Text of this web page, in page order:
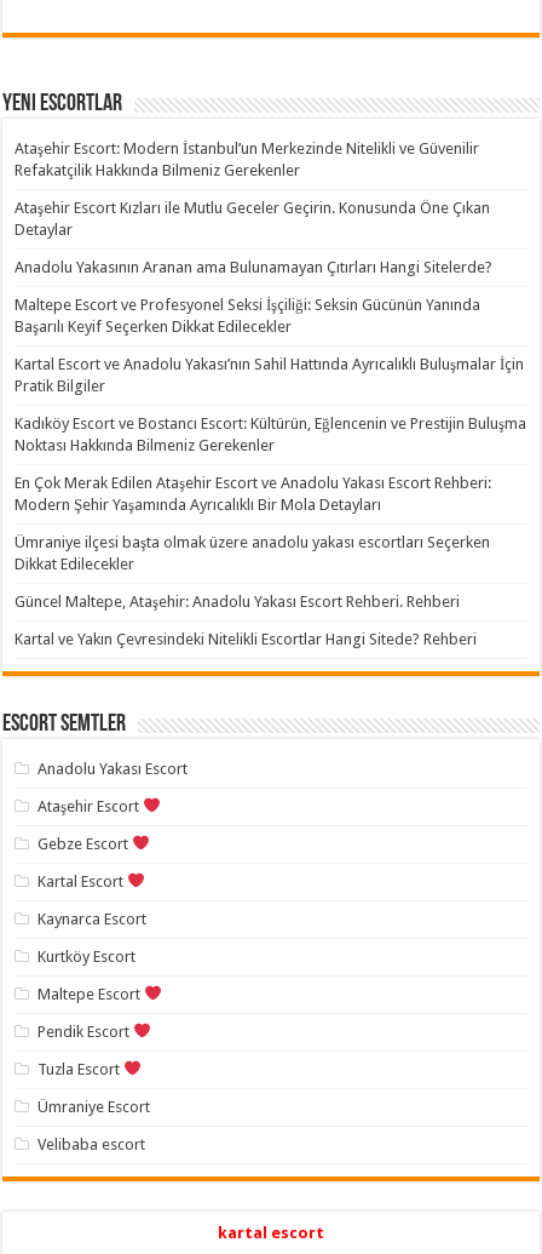
Yeni Escortlar
Ataşehir Escort: Modern İstanbul’un Merkezinde Nitelikli ve Güvenilir
Refakatçilik Hakkında Bilmeniz Gerekenler
Ataşehir Escort Kızları ile Mutlu Geceler Geçirin. Konusunda Öne Çıkan
Detaylar
Anadolu Yakasının Aranan ama Bulunamayan Çıtırları Hangi Sitelerde?
Maltepe Escort ve Profesyonel Seksi İşçiliği: Seksin Gücünün Yanında
Başarılı Keyif Seçerken Dikkat Edilecekler
Kartal Escort ve Anadolu Yakası’nın Sahil Hattında Ayrıcalıklı Buluşmalar İçin
Pratik Bilgiler
Kadıköy Escort ve Bostancı Escort: Kültürün, Eğlencenin ve Prestijin Buluşma
Noktası Hakkında Bilmeniz Gerekenler
En Çok Merak Edilen Ataşehir Escort ve Anadolu Yakası Escort Rehberi:
Modern Şehir Yaşamında Ayrıcalıklı Bir Mola Detayları
Ümraniye ilçesi başta olmak üzere anadolu yakası escortları Seçerken
Dikkat Edilecekler
Güncel Maltepe, Ataşehir: Anadolu Yakası Escort Rehberi. Rehberi
Kartal ve Yakın Çevresindeki Nitelikli Escortlar Hangi Sitede? Rehberi
Escort Semtler
Anadolu Yakası Escort
Ataşehir Escort
Gebze Escort
Kartal Escort
Kaynarca Escort
Kurtköy Escort
Maltepe Escort
Pendik Escort
Tuzla Escort
Ümraniye Escort
Velibaba escort
kartal escort